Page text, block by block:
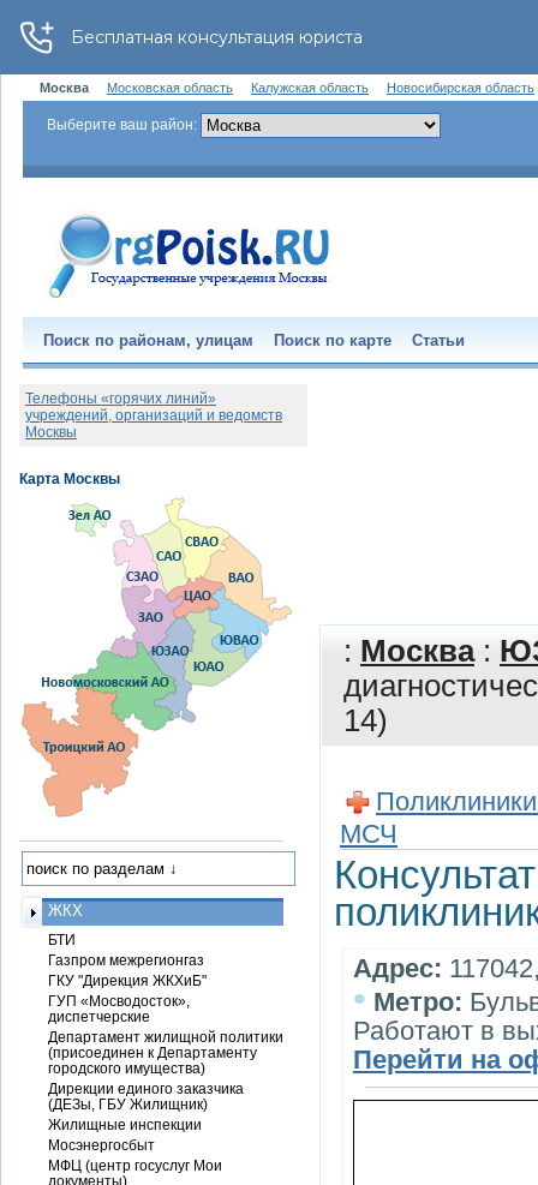
Москва Московская область Калужская область Новосибирская область
Выберите ваш район:
Поиск по районам, улицам Поиск по карте Статьи
: Москва:
14)
МСЧ
Адрес:
• Метро:
Работают в
Перейти на
Телефоны «горячих линий»
учреждений, организаций и ведомств
Москвы
ЖКХ
БТИ
Газпром межрегионгаз
ГКУ "Дирекция ЖКХиБ"
ГУП «Мосводосток»,
диспетчерские
Департамент жилищной политики
(присоединен к Департаменту
городского имущества)
Дирекции единого заказчика
(ДЕЗы, ГБУ Жилищник)
Жилищные инспекции
Мосэнергосбыт
МФЦ (центр госуслуг Мои
документы)